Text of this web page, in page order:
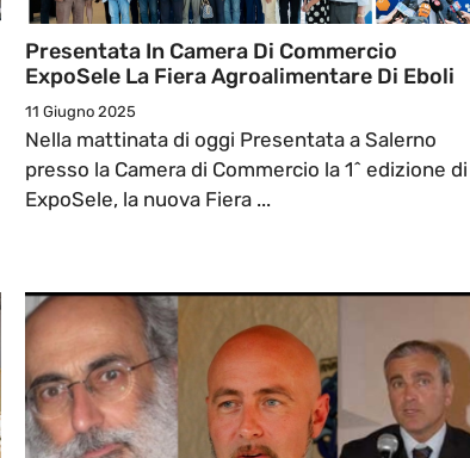
Presentata In Camera Di Commercio
ExpoSele La Fiera Agroalimentare Di Eboli
11 Giugno 2025
Nella mattinata di oggi Presentata a Salerno
presso la Camera di Commercio la 1^ edizione di
ExpoSele, la nuova Fiera ...